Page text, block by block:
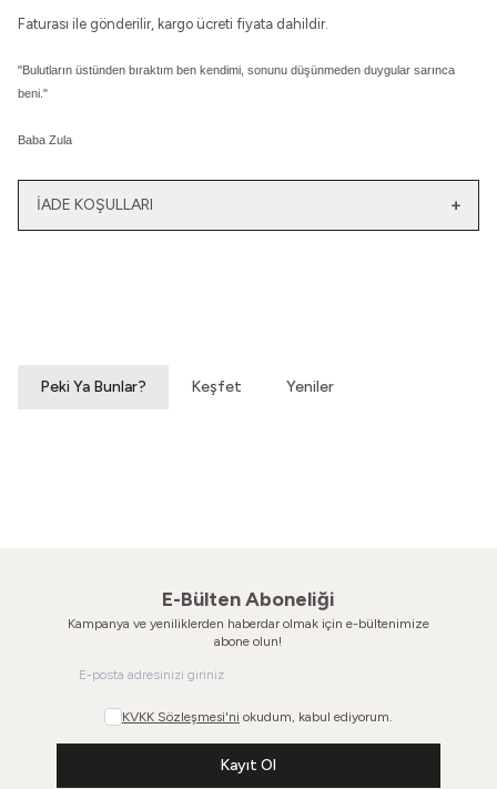
Faturası ile gönderilir, kargo ücreti fiyata dahildir.
"Bulutların üstünden bıraktım ben kendimi, sonunu düşünmeden duygular sarınca
beni. "
Baba Zula
İADE KOŞULLARI
Peki Ya Bunlar? Keşfet Yeniler
E-Bülten Aboneliği
Kampanya ve yeniliklerden haberdar olmak için e-bültenimize
abone olun!
KVKK Sözleşmesi'ni okudum, kabul ediyorum.
Kayıt Ol